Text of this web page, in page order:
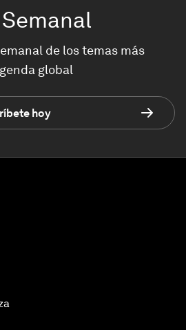
Semanal
de los temas más
global
hoy